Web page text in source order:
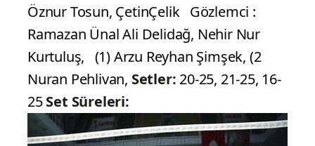
Öznur Tosun, ÇetinÇelik Gözlemci :
Ramazan Ünal Ali Delidağ, Nehir Nur
Kurtuluş, (1) Arzu Reyhan Şimşek, (2
Nuran Pehlivan, Setler: 20-25, 21-25, 16-
25Set Süreleri: